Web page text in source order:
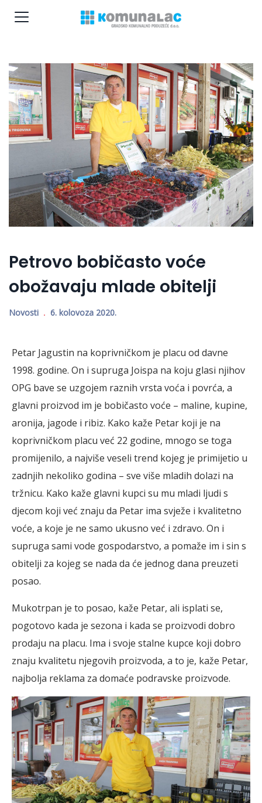
Petrovo bobičasto voće
obožavaju mlade obitelji
Novosti 6. kolovoza 2020.
Petar Jagustin na koprivničkom je placu od davne
1998. godine. On i supruga Joispa na koju glasi njihov
OPG bave se uzgojem raznih vrsta voća i povrća, a
glavni proizvod im je bobičasto voće – maline, kupine,
aronija, jagode i ribiz. Kako kaže Petar koji je na
koprivničkom placu već 22 godine, mnogo se toga
promijenilo, a najviše veseli trend kojeg je primijetio u
zadnjih nekoliko godina – sve više mladih dolazi na
tržnicu. Kako kaže glavni kupci su mu mladi ljudi s
djecom koji već znaju da Petar ima svježe i kvalitetno
voće, a koje je ne samo ukusno već i zdravo. On i
supruga sami vode gospodarstvo, a pomaže im i sin s
obitelji za kojeg se nada da će jednog dana preuzeti
posao.
Mukotrpan je to posao, kaže Petar, ali isplati se,
pogotovo kada je sezona i kada se proizvodi dobro
prodaju na placu. Ima i svoje stalne kupce koji dobro
znaju kvalitetu njegovih proizvoda, a to je, kaže Petar,
najbolja reklama za domaće podravske proizvode.